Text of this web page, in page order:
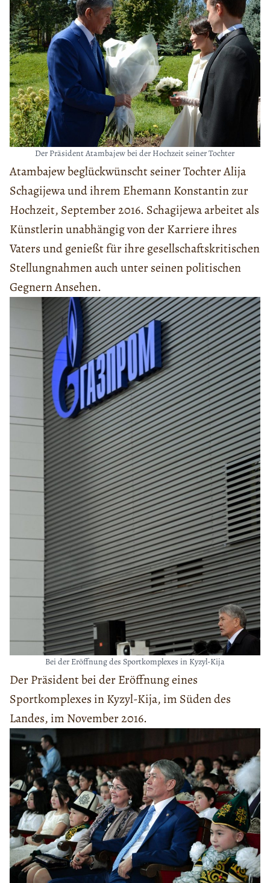
Der Präsident Atambajew bei der Hochzeit seiner Tochter
Atambajew beglückwünscht seiner Tochter Alija
Schagijewa und ihrem Ehemann Konstantin zur
Hochzeit, September 2016. Schagijewa arbeitet als
Künstlerin unabhängig von der Karriere ihres
Vaters und genießt für ihre gesellschaftskritischen
Stellungnahmen auch unter seinen politischen
Gegnern Ansehen.
Bei der Eröffnung des Sportkomplexes in Kyzyl-Kija
Der Präsident bei der Eröffnung eines
Sportkomplexes in Kyzyl-Kija, im Süden des
Landes, im November 2016.